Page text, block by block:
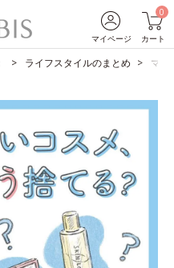
マイページ
0
カート
ライフスタイルのまとめ マシ